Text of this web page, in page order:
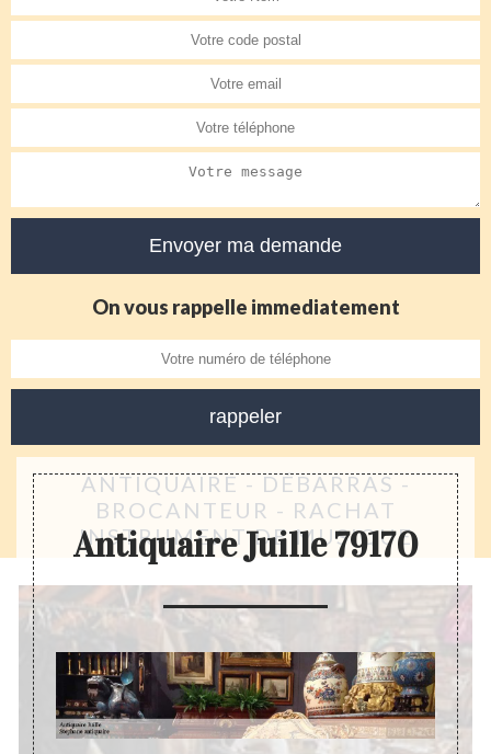
On vous rappelle immediatement
ANTIQUAIRE - DÉBARRAS -
BROCANTEUR - RACHAT
INSTRUMENT DE MUSIQUE
Antiquaire Juille 79170